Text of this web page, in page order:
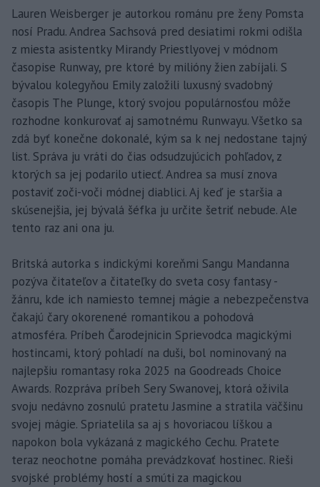
Lauren Weisberger je autorkou románu pre ženy Pomsta
nosí Pradu. Andrea Sachsová pred desiatimi rokmi odišla
z miesta asistentky Mirandy Priestlyovej v módnom
časopise Runway, pre ktoré by milióny žien zabíjali. S
bývalou kolegyňou Emily založili luxusný svadobný
časopis The Plunge, ktorý svojou populárnosťou môže
rozhodne konkurovať aj samotnému Runwayu. Všetko sa
zdá byť konečne dokonalé, kým sa k nej nedostane tajný
list. Správa ju vráti do čias odsudzujúcich pohľadov, z
ktorých sa jej podarilo utiecť. Andrea sa musí znova
postaviť zoči-voči módnej diablici. Aj keď je staršia a
skúsenejšia, jej bývalá šéfka ju určite šetriť nebude. Ale
tento raz ani ona ju.
Britská autorka s indickými koreňmi Sangu Mandanna
pozýva čitateľov a čitateľky do sveta cosy fantasy -
žánru, kde ich namiesto temnej mágie a nebezpečenstva
čakajú čary okorenené romantikou a pohodová
atmosféra. Príbeh Čarodejnicin Sprievodca magickými
hostincami, ktorý pohladí na duši, bol nominovaný na
najlepšiu romantasy roka 2025 na Goodreads Choice
Awards. Rozpráva príbeh Sery Swanovej, ktorá oživila
svoju nedávno zosnulú pratetu Jasmine a stratila väčšinu
svojej mágie. Spriatelila sa aj s hovoriacou líškou a
napokon bola vykázaná z magického Cechu. Pratete
teraz neochotne pomáha prevádzkovať hostinec. Rieši
svojské problémy hostí a smúti za magickou